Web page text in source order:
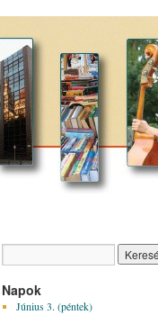
Napok
Június 3. (péntek)